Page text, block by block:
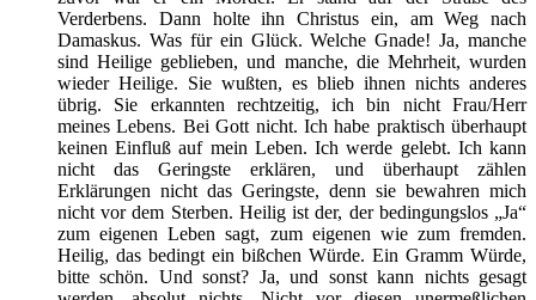
Verderbens. Dann holte ihn Christus ein, am Weg nach
Damaskus. Was für ein Glück. Welche Gnade! Ja, manche
sind Heilige geblieben, und manche, die Mehrheit, wurden
wieder Heilige. Sie wußten, es blieb ihnen nichts anderes
übrig. Sie erkannten rechtzeitig, ich bin nicht Frau/Herr
meines Lebens. Bei Gott nicht. Ich habe praktisch überhaupt
keinen Einfluß auf mein Leben. Ich werde gelebt. Ich kann
nicht das Geringste erklären, und überhaupt zählen
Erklärungen nicht das Geringste, denn sie bewahren mich
nicht vor dem Sterben. Heilig ist der, der bedingungslos „Ja“
zum eigenen Leben sagt, zum eigenen wie zum fremden.
Heilig, das bedingt ein bißchen Würde. Ein Gramm Würde,
bitte schön. Und sonst? Ja, und sonst kann nichts gesagt